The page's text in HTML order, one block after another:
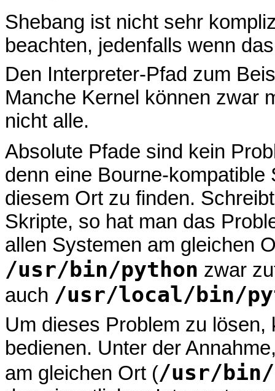
Shebang ist nicht sehr
beachten, jedenfalls wenn
Den Interpreter-Pfad zum
Manche Kernel können zwar
nicht alle.
Absolute Pfade sind kein
denn eine Bourne-
diesem Ort zu finden.
Skripte, so hat man das
allen Systemen am gleichen
/usr/bin/python zwar
auch /usr/local/bin/
Um dieses Problem zu
bedienen. Unter der
am gleichen Ort (/usr/bin/